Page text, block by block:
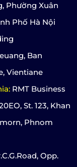
Phường Xuân
Phố Hà Nội
Ban
Vientiane
RMT Business
St. 123, Khan
Phnom
Opp.